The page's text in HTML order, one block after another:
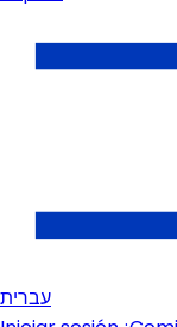
עברית